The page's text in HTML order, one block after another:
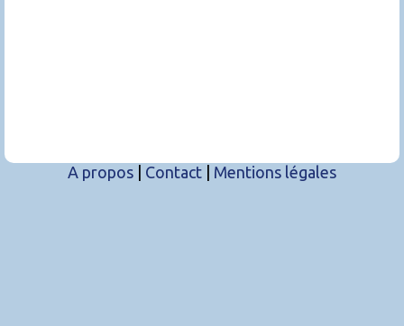
A propos Contact Mentions légales